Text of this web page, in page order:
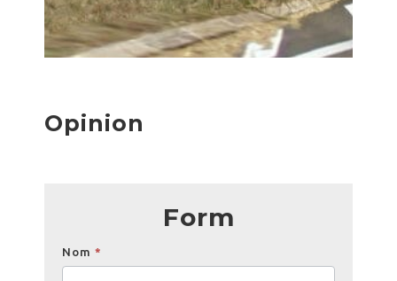
Opinion
Form
Opinions
Nom *